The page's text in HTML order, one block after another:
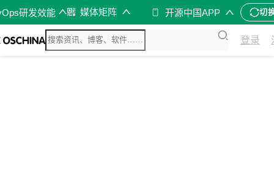
研发效能 媒体矩阵 开源中国APP 切
登录